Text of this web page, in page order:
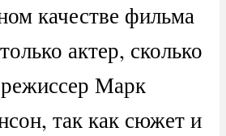
качестве фильма
актер, сколько
Марк
так как сюжет и